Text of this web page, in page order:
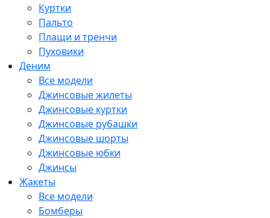
Куртки
Пальто
Плащи и тренчи
Пуховики
Деним
Все модели
Джинсовые жилеты
Джинсовые куртки
Джинсовые рубашки
Джинсовые шорты
Джинсовые юбки
Джинсы
Жакеты
Все модели
Бомберы